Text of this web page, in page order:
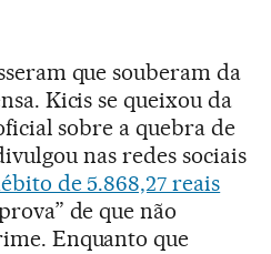
que souberam da
Kicis se queixou da
sobre a quebra de
nas redes sociais
de 5.868,27 reais
de que não
Enquanto que